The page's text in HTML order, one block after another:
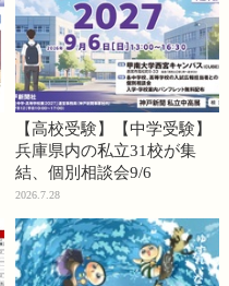
【高校受験】【中学受験】
兵庫県内の私立31校が集
結、個別相談会9/6
2026.7.28